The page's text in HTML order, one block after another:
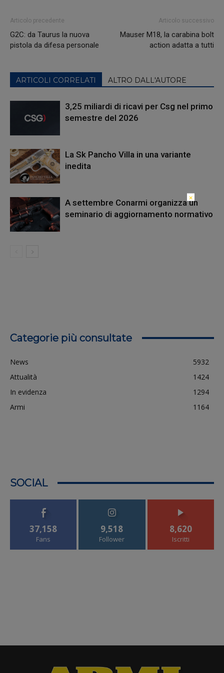
Articolo precedente
G2C: da Taurus la nuova
pistola da difesa personale
Articolo successivo
Mauser M18, la carabina bolt
action adatta a tutti
ARTICOLI CORRELATI ALTRO DALL'AUTORE
3,25 miliardi di ricavi per Csg nel primo
semestre del 2026
La Sk Pancho Villa in una variante
inedita
A settembre Conarmi organizza un
seminario di aggiornamento normativo
Categorie più consultate
News
5932
Attualità
1424
In evidenza
1294
Armi
1164
SOCIAL
37,158
Fans
9,518
Follower
8,620
Iscritti
×